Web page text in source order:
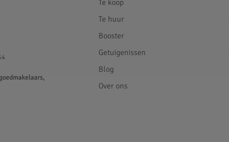
Te koop
Te huur
Booster
Getuigenissen
Blog
Over ons